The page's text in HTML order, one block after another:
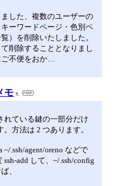
した、複数のユーザーの
ーワードページ・色別ペ
）を削除いたしました。
削除することとなりまし
不便をおか…
モ
れている鍵の一部分だけ
方法は 2 つあります。
~/.ssh/agent/oreno などで
add して、~/.ssh/config
、